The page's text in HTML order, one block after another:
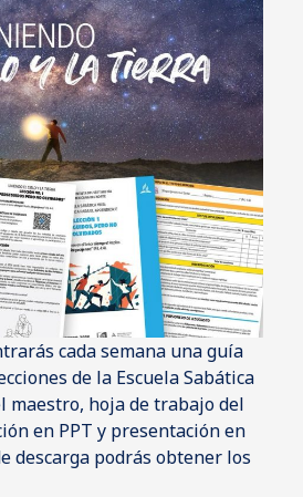
cada semana una guía
de la Escuela Sabática
maestro, hoja de trabajo del
en PPT y presentación en
descarga podrás obtener los